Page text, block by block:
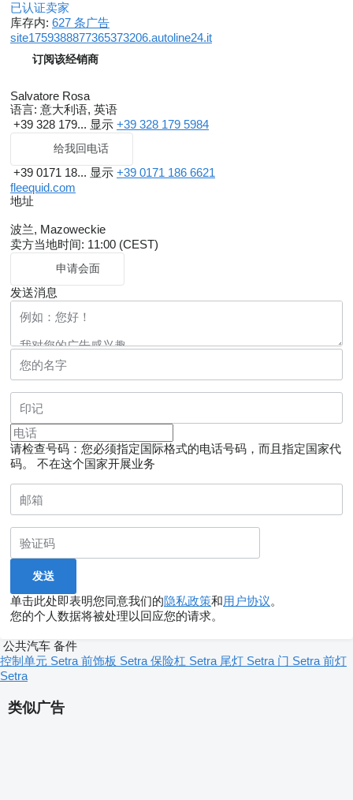
已认证卖家
库存内: 627 条广告
site1759388877365373206.autoline24.it
订阅该经销商
Salvatore Rosa
语言: 意大利语, 英语
+39 328 179... 显示 +39 328 179 5984
给我回电话
+39 0171 18... 显示 +39 0171 186 6621
fleequid.com
地址
波兰, Mazoweckie
卖方当地时间: 11:00 (CEST)
申请会面
发送消息
请检查号码：您必须指定国际格式的电话号码，而且指定国家代
码。
不在这个国家开展业务
单击此处即表明您同意我们的隐私政策和用户协议。
您的个人数据将被处理以回应您的请求。
类似广告
公共汽车 备件
控制单元 Setra 前饰板 Setra 保险杠 Setra 尾灯 Setra 门 Setra 前灯
Setra